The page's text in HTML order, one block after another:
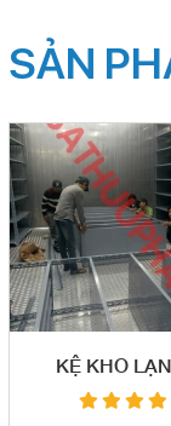
SẢN
KỆ KHO